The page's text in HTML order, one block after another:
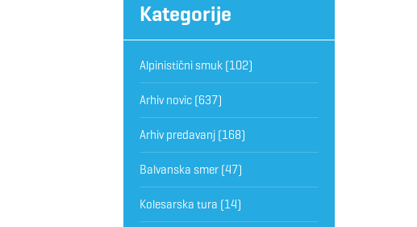
Kategorije
Alpinistični smuk(102)
Arhiv novic(637)
Arhiv predavanj(168)
Balvanska smer(47)
Kolesarska tura (14)